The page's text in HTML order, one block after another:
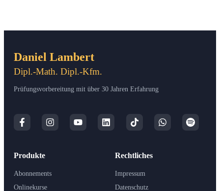
Daniel Lambert
Dipl.-Math. Dipl.-Kfm.
Prüfungsvorbereitung mit über 30 Jahren Erfahrung
Produkte
Abonnements
Onlinekurse
Rechtliches
Impressum
Datenschutz